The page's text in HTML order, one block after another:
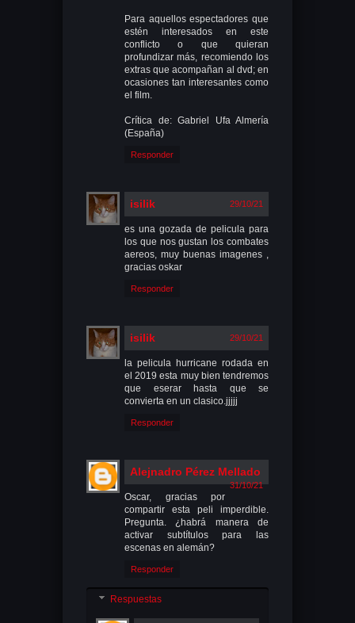
Para aquellos espectadores que
estén interesados en este
conflicto o que quieran
profundizar más, recomiendo los
extras que acompañan al dvd; en
ocasiones tan interesantes como
el film.
Crítica de: Gabriel Ufa Almería
(España)
Responder
isilik 29/10/21
es una gozada de pelicula para
los que nos gustan los combates
aereos, muy buenas imagenes ,
gracias oskar
Responder
isilik 29/10/21
la pelicula hurricane rodada en
el 2019 esta muy bien tendremos
que eserar hasta que se
convierta en un clasico.jjjjj
Responder
Alejnadro Pérez Mellado
31/10/21
Oscar, gracias por
compartir esta peli imperdible.
Pregunta. ¿habrá manera de
activar subtítulos para las
escenas en alemán?
Responder
Respuestas